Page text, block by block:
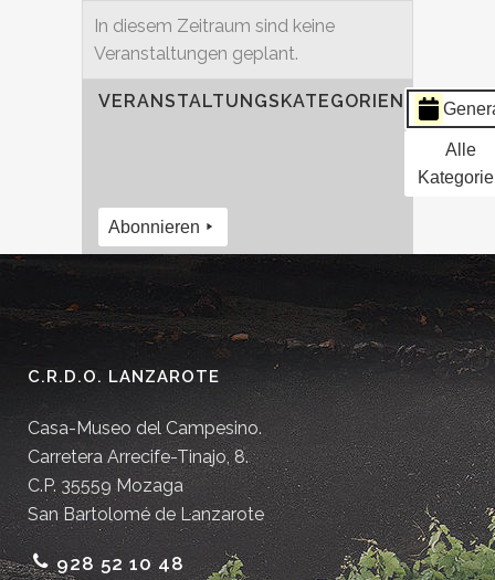
In diesem Zeitraum sind keine
Veranstaltungen geplant.
VERANSTALTUNGSKATEGORIEN
Alle
Abonnieren
C.R.D.O. LANZAROTE
Casa-Museo del Campesino.
Carretera Arrecife-Tinajo, 8.
C.P. 35559 Mozaga
San Bartolomé de Lanzarote
928 52 10 48